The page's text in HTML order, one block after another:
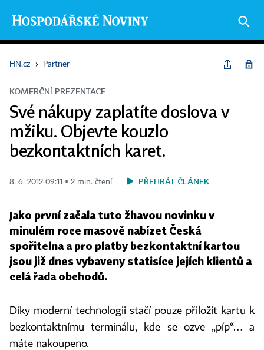
HN.cz › Partner
KOMERČNÍ PREZENTACE
Své nákupy zaplatíte doslova v
mžiku. Objevte kouzlo
bezkontaktních karet.
8. 6. 2012 09:11 ▪ 2 min. čtení PŘEHRÁT ČLÁNEK
Jako první začala tuto žhavou novinku v
minulém roce masově nabízet Česká
spořitelna a pro platby bezkontaktní kartou
jsou již dnes vybaveny statisíce jejích klientů a
celá řada obchodů.
Díky moderní technologii stačí pouze přiložit kartu k
bezkontaktnímu terminálu, kde se ozve „píp“… a
máte nakoupeno.